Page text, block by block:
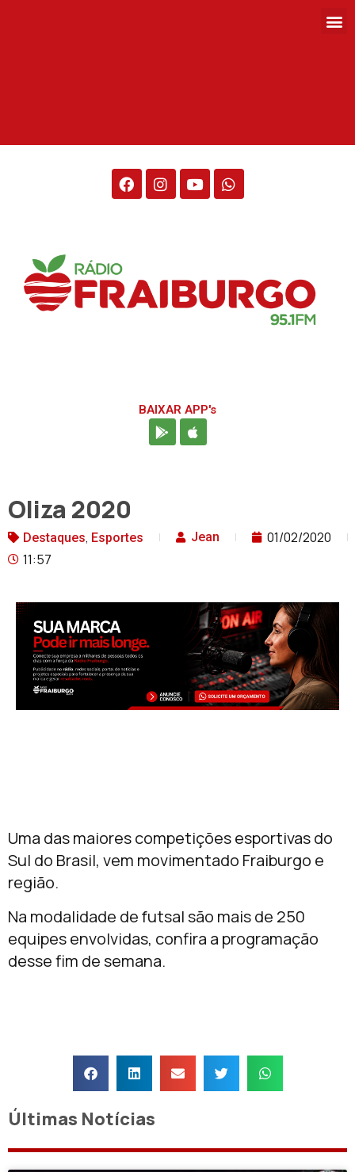
BAIXAR APP's
Oliza 2020
Destaques, Esportes Jean
01/02/2020
11:57
Uma das maiores competições esportivas do
Sul do Brasil, vem movimentado Fraiburgo e
região.
Na modalidade de futsal são mais de 250
equipes envolvidas, confira a programação
desse fim de semana.
Últimas Notícias